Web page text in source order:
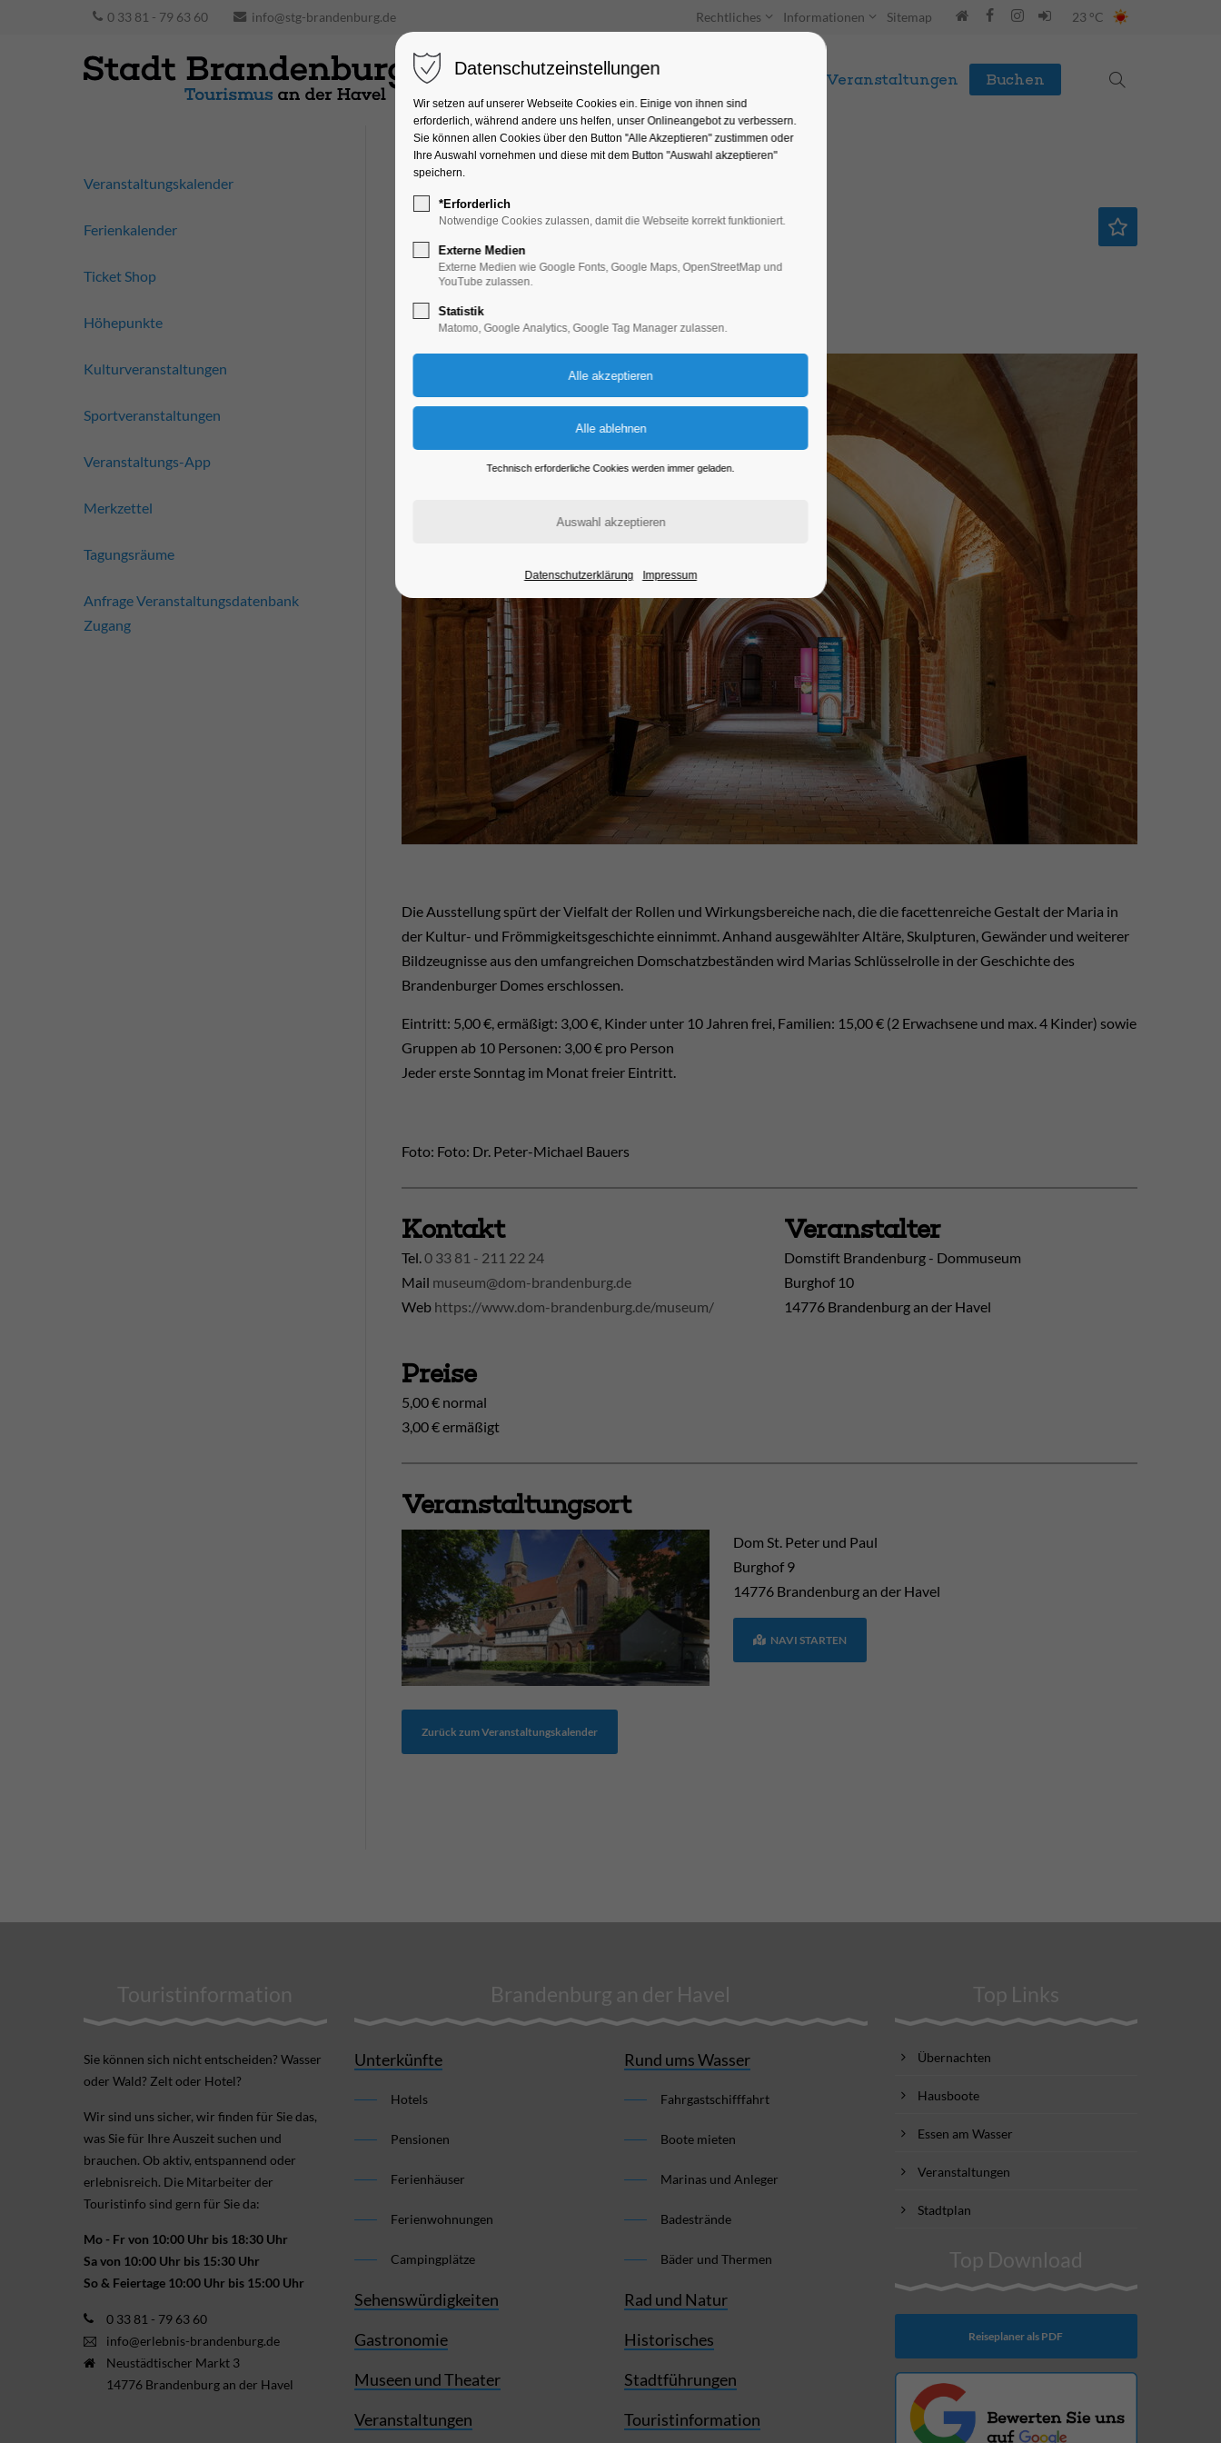
0 33 81 - 79 63 60 info@stg-brandenburg.de Rechtliches Informationen Sitemap 23 °C
Unterkünfte Entdecken & Erleben Veranstaltungen Buchen
Mythos Maria
Ausstellung, Bildung, Vortrag
17.07.2026, 10:00–17:00
Die Ausstellung spürt der Vielfalt der Rollen und Wirkungsbereiche nach, die die facettenreiche Gestalt der Maria in
der Kultur- und Frömmigkeitsgeschichte einnimmt. Anhand ausgewählter Altäre, Skulpturen, Gewänder und weiterer
Bildzeugnisse aus den umfangreichen Domschatzbeständen wird Marias Schlüsselrolle in der Geschichte des
Brandenburger Domes erschlossen.
Eintritt: 5,00 €, ermäßigt: 3,00 €, Kinder unter 10 Jahren frei, Familien: 15,00 € (2 Erwachsene und max. 4 Kinder) sowie
Gruppen ab 10 Personen: 3,00 € pro Person
Jeder erste Sonntag im Monat freier Eintritt.
Foto: Foto: Dr. Peter-Michael Bauers
Kontakt
Tel. 0 33 81 - 211 22 24
Mail museum@dom-brandenburg.de
Web https://www.dom-brandenburg.de/museum/
Veranstalter
Domstift Brandenburg - Dommuseum
Burghof 10
14776 Brandenburg an der Havel
Preise
5,00 € normal
3,00 € ermäßigt
Veranstaltungsort
Dom St. Peter und Paul
Burghof 9
14776 Brandenburg an der Havel
NAVI STARTEN
Zurück zum Veranstaltungskalender
Veranstaltungskalender
Ferienkalender
Ticket Shop
Höhepunkte
Kulturveranstaltungen
Sportveranstaltungen
Veranstaltungs-App
Merkzettel
Tagungsräume
Anfrage Veranstaltungsdatenbank
Zugang
Touristinformation
Sie können sich nicht ent­scheiden? Wasser
oder Wald? Zelt oder Hotel?
Wir sind uns sicher, wir finden für Sie das,
was Sie für Ihre Aus­zeit suchen und
brauchen. Ob aktiv, ent­spannend oder
erlebnis­reich. Die Mitarbeiter der
Touristinfo sind gern für Sie da:
Mo - Fr von 10:00 Uhr bis 18:30 Uhr
Sa von 10:00 Uhr bis 15:30 Uhr
So & Feiertage 10:00 Uhr bis 15:00 Uhr
0 33 81 - 79 63 60
info@erlebnis-brandenburg.de
Neustädtischer Markt 3
14776 Brandenburg an der Havel
Brandenburg an der Havel
Unterkünfte
Hotels
Pensionen
Ferienhäuser
Ferienwohnungen
Campingplätze
Sehenswürdigkeiten
Gastronomie
Museen und Theater
Veranstaltungen
Rund ums Wasser
Fahrgastschifffahrt
Boote mieten
Marinas und Anleger
Badestrände
Bäder und Thermen
Rad und Natur
Historisches
Stadtführungen
Touristinformation
Top Links
Übernachten
Hausboote
Essen am Wasser
Veranstaltungen
Stadtplan
Top Download
Reiseplaner als PDF
Datenschutzeinstellungen
Wir setzen auf unserer Webseite Cookies ein. Einige von ihnen sind
erforderlich, während andere uns helfen, unser Onlineangebot zu verbessern.
Sie können allen Cookies über den Button "Alle Akzeptieren" zustimmen oder
Ihre Auswahl vornehmen und diese mit dem Button "Auswahl akzeptieren"
speichern.
*Erforderlich
Notwendige Cookies zulassen, damit die Webseite korrekt funktioniert.
Externe Medien
Externe Medien wie Google Fonts, Google Maps, OpenStreetMap und
YouTube zulassen.
Statistik
Matomo, Google Analytics, Google Tag Manager zulassen.
Technisch erforderliche Cookies werden immer geladen.
Datenschutzerklärung Impressum